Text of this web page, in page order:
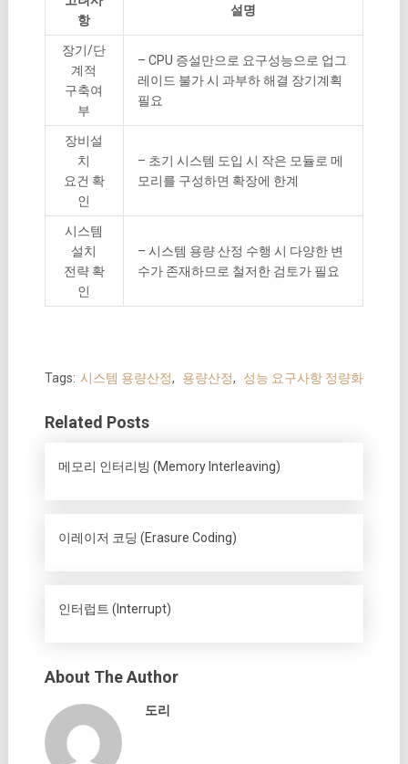
항
설명
장기/단
계적
구축여
부
– CPU 증설만으로 요구성능으로 업그
레이드 불가 시 과부하 해결 장기계획
필요
장비설
치
요건 확
인
– 초기 시스템 도입 시 작은 모듈로 메
모리를 구성하면 확장에 한계
시스템
설치
전략 확
인
– 시스템 용량 산정 수행 시 다양한 변
수가 존재하므로 철저한 검토가 필요
Tags: 시스템 용량산정, 용량산정, 성능 요구사항 정량화
Related Posts
메모리 인터리빙 (Memory Interleaving)
이레이저 코딩 (Erasure Coding)
인터럽트 (Interrupt)
About The Author
도리